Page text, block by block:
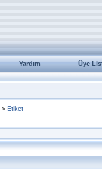
Yardım Üye
> Etiket